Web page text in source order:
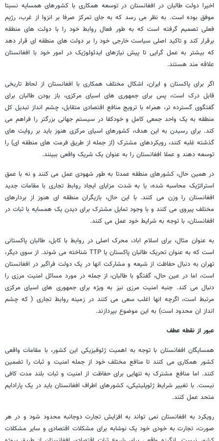
اخیرا دولت طالبان در افغانستان در توسعه همکاری با کشورهای همسایه نسبتا
موفق بوده است. به نظر می رسد که به جای تمرکز صرفا بر انزوا از غرب، رژیم
فعلی تصمیم گرفته است که به طور فعال روابط خود را با دولت های منطقه
برقرار کند و تاکید اصلی سیاست خارجی خود را بر دولت های منطقه ای قرار دهد
که بیشتر به عمل گرایی تا پیش نیازهای ایدئولوژیک در امور خود با افغانستان
علاقه مند هستند.
اگر برای پاکستان و ایران، اشکال مختلف همکاری با افغانستان از لحاظ تاریخی
قابل درک است، پس برای جمهوری های اسیای مرکزی، باز بودن طالبان برای
گفتگوی گسترده تر، همراه با ترویج منافع اقتصادی متقابل، چشم انداز تبدیل کل
منطقه به یک واحد جمعی کامل و خودکفا در سیستم جهانی بزرگتر را فراهم می
کند. برای رسیدن به این هدف، کشورهای اسیای مرکزی هنوز باید بر روایت های
گذشته غلبه کنند، رویکردهای مشترک (از جمله از طریق فرمت های منطقه ای) را
توسعه دهند و عملا افغانستان را به عنوان یک شریک واقعی ببینند.
در همین حال، کشورهای منطقه عمدتا به طور شهودی عمل می کنند و نه با عمق
استراتژیک محاسبه شده، یا به شدت مزایای ایجاد روابط تجاری با مقامات جدید
افغانستان را وزن می کنند. با این حال، بازیگران منطقه ای هنوز از بردارهای
مختلف پیروی می کنند و با وجود تمایل مشترک برای دیدن یک همسایه با ثبات در
افغانستان، با توجه به شرایط خود عمل می کنند.
به عنوان مثال، برای اسلام اباد، محرک اصلی در روابط با کابل، طالبان پاکستانی
است که به عنوان تحریک طالبان پاکستان یا TTP شناخته می شوند. از سوی دیگر،
تهران به دنبال حفاظت از شیعه و مشارکت انها در یک دولت فراگیر در افغانستان
است، اما در عین حال، گفتگو با طالبان، از جمله در مورد مسائل امنیت مرزی را
دنبال می کند. جنبه امنیت مرزی نیز به ویژه برای جمهوری های اسیای مرکزی
مرتبط است، اگرچه انها اغلب سعی می کنند در زمینه روابط تجاری ( که چشم
انداز ان محدود است) به این موضوع بپردازند.
عبور از نقطه عطف
همسایگان افغانستان با توجه به اهمیت ژئوفیزیکی این کشور، با مقامات واقعی
کشور همکاری می کنند تا منافع مختلف خود از جمله امنیت و ثبات را تضمین
کنند. اما منافع مشترک به تنهایی برای حفاظت از امنیت و ثبات بلند مدت کافی
نیست. با تغییر شرایط ژئوپلیتیکی، کشورهای اطراف افغانستان باید در یک پارادایم
متحد عمل کنند.
رویکرد به افغانستان نمی تواند به افزایش تجارت دوجانبه محدود شود و در هر
صورت، تجارت به خودی خود یک نوشابه برای مشکلات اقتصادی و سایر مشکلات